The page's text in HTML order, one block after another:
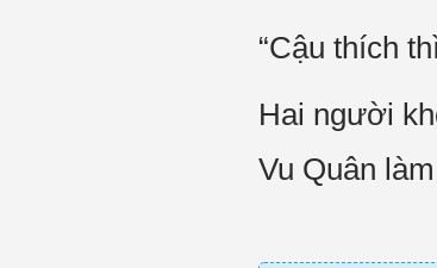
“Cậu thích
Hai người
Vu Quân